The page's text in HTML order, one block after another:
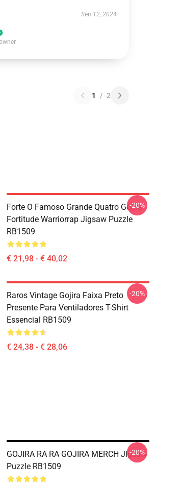
Sep 12, 2024
1 / 2
Forte O Famoso Grande Quatro Gojira
Fortitude Warriorrap Jigsaw Puzzle
RB1509
€ 21,98 - € 40,02
-20%
Raros Vintage Gojira Faixa Preto
Presente Para Ventiladores T-Shirt
Essencial RB1509
€ 24,38 - € 28,06
-20%
GOJIRA RA RA GOJIRA MERCH Jigsaw
Puzzle RB1509
-20%